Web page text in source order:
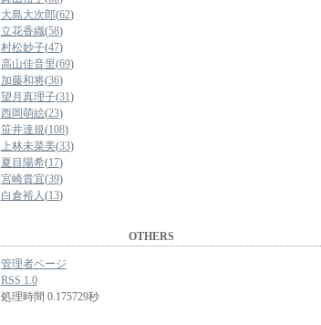
大島大次郎(62)
立花香織(58)
村松妙子(47)
高山佳音里(69)
加藤和将(36)
望月真理子(31)
西岡萌絵(23)
笹井達規(108)
上林未菜美(33)
夏目陽希(17)
宮崎貴宜(39)
白倉裕人(13)
OTHERS
管理者ページ
RSS 1.0
処理時間 0.175729秒